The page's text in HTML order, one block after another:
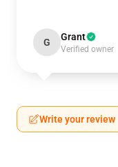
G Grant
Verified owner
Write your review